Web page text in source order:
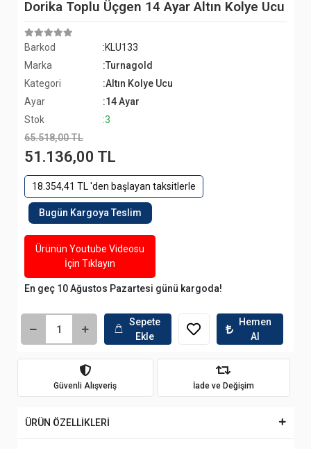
Dorika Toplu Üçgen 14 Ayar Altın Kolye Ucu
Barkod
:KLU133
Marka
:Turnagold
Kategori
:Altın Kolye Ucu
Ayar
:14 Ayar
Stok
:3
65.518,00 TL
51.136,00 TL
18.354,41 TL 'den başlayan taksitlerle
Bugün Kargoya Teslim
Ürünün Youtube Videosu
İçin Tıklayın
En geç 10 Ağustos Pazartesi günü kargoda!
Sepete
Ekle
Hemen
Al
Güvenli Alışveriş İade ve Değişim
ÜRÜN ÖZELLİKLERİ